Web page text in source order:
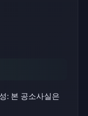
: 본 공소사실은